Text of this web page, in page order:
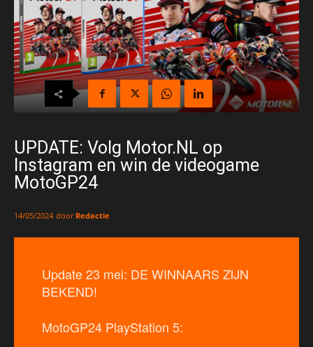
UPDATE: Volg Motor.NL op
Instagram en win de videogame
MotoGP24
14/05/2024 door Redactie
Update 23 mei: DE WINNAARS ZIJN
BEKEND!
MotoGP24 PlayStation 5: